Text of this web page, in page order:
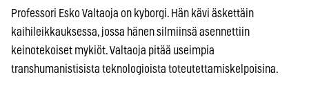
Professori Esko Valtaoja on kyborgi. Hän kävi äskettäin
kaihileikkauksessa, jossa hänen silmiinsä asennettiin
keinotekoiset mykiöt. Valtaoja pitää useimpia
transhumanistisista teknologioista toteutettamiskelpoisina.